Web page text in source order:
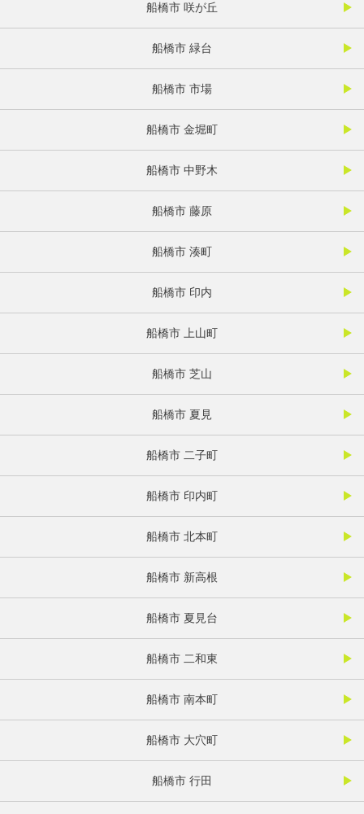
船橋市 咲が丘
船橋市 緑台
船橋市 市場
船橋市 金堀町
船橋市 中野木
船橋市 藤原
船橋市 湊町
船橋市 印内
船橋市 上山町
船橋市 芝山
船橋市 夏見
船橋市 二子町
船橋市 印内町
船橋市 北本町
船橋市 新高根
船橋市 夏見台
船橋市 二和東
船橋市 南本町
船橋市 大穴町
船橋市 行田